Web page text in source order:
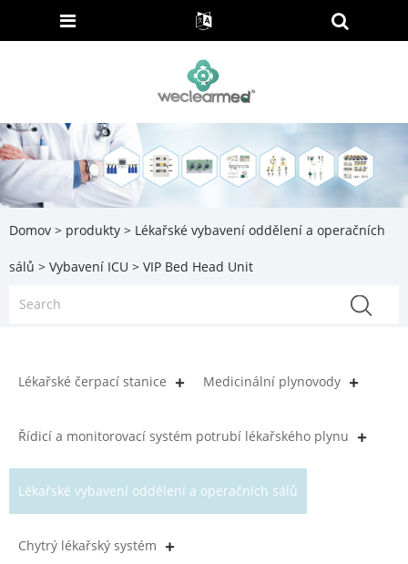
Domov > produkty > Lékařské vybavení oddělení a operačních
sálů > Vybavení ICU > VIP Bed Head Unit
Lékařské čerpací stanice Medicinální plynovody
Řídicí a monitorovací systém potrubí lékařského plynu
Lékařské vybavení oddělení a operačních sálů
Chytrý lékařský systém